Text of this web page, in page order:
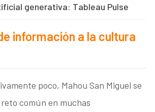
generativa: Tableau Pulse
información a la cultura
poco, Mahou San Miguel se
común en muchas